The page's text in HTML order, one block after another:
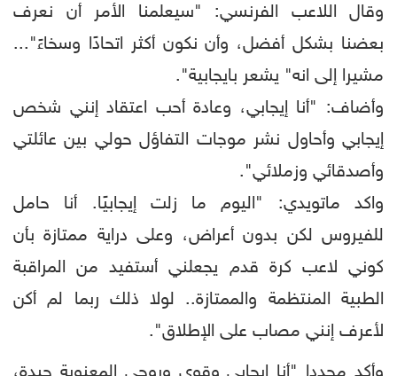
وقال اللاعب الفرنسي: "سيعلمنا الأمر أن نعرف
بعضنا بشكل أفضل، وأن نكون أكثر اتحادًا وسخاءً"...
مشيرا إلى انه" يشعر بايجابية".
وأضاف: "أنا إيجابي، وعادة أحب اعتقاد إنني شخص
إيجابي وأحاول نشر موجات التفاؤل حولي بين عائلتي
وأصدقائي وزملائي".
واكد ماتويدي: "اليوم ما زلت إيجابيًا. أنا حامل
للفيروس لكن بدون أعراض، وعلى دراية ممتازة بأن
كوني لاعب كرة قدم يجعلني أستفيد من المراقبة
الطبية المنتظمة والممتازة.. لولا ذلك ربما لم أكن
لأعرف إنني مصاب على الإطلاق".